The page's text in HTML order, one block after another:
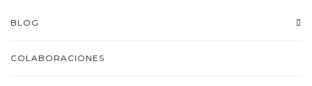
BLOG
COLABORACIONES